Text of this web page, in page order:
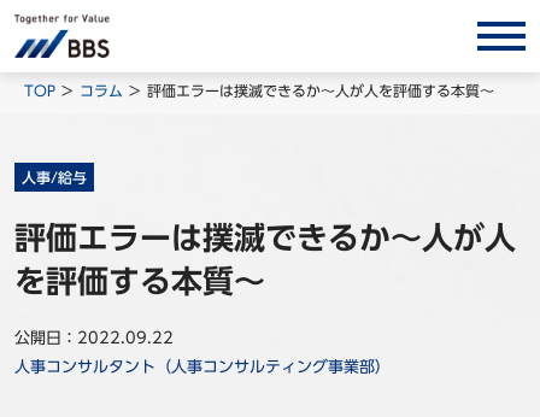
サービス/ソリューション
インサイト
TOP コラム 評価エラーは撲滅できるか～人が人を評価する本質～
人事/給与
評価エラーは撲滅できるか～人が人
を評価する本質～
公開日：2022.09.22
人事コンサルタント（人事コンサルティング事業部）